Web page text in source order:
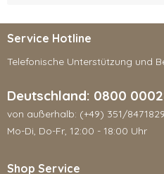
Service Hotline
Telefonische Unterstützung und
Deutschland: 0800
von außerhalb: (+49) 351/
Mo-Di, Do-Fr, 12:00 - 18:00 Uhr
Shop Service